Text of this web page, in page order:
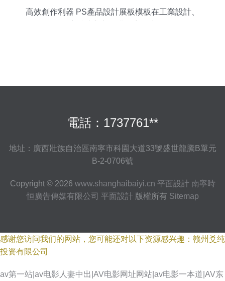
高效創作利器 PS產品設計展板模板在工業設計、
電話：1737761**
地址：廣西壯族自治區南寧市科園大道33號盛世龍騰B單元
B-2-0706號
Copyright © 2026 www.shanghaibaiyi.cn 平面設計 南寧時
恒廣告傳媒有限公司 平面設計版權所有 Sitemap
感谢您访问我们的网站，您可能还对以下资源感兴趣：赣州爻纯
投资有限公司
av第一站|av电影人妻中出|AV电影网址网站|av电影一本道|AV东